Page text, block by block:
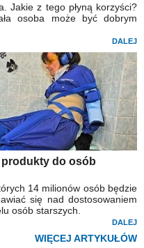
Jakie z tego płyną korzyści?
osoba może być dobrym
DALEJ
do osób
14 milionów osób będzie
się nad dostosowaniem
osób starszych.
DALEJ
WIĘCEJ ARTYKUŁÓW